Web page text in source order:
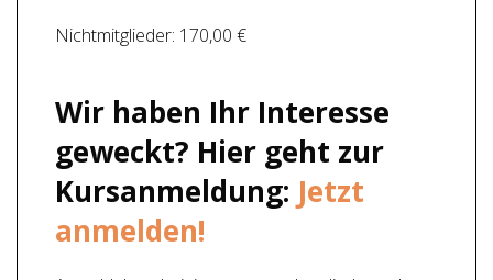
Nichtmitglieder: 170,00 €
Wir haben Ihr Interesse
geweckt? Hier geht zur
Kursanmeldung: Jetzt
anmelden!